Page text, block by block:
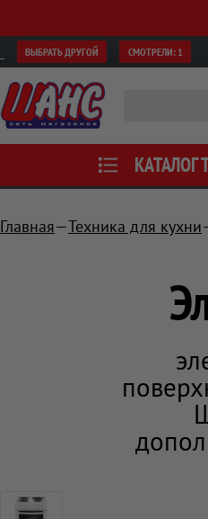
ВЫБРАТЬ ДРУГОЙ СМОТРЕЛИ: 1
КАТАЛОГ
Главная Техника для кухни